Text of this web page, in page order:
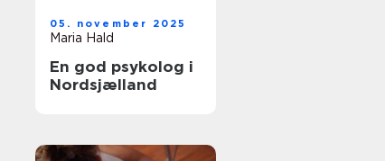
05. november 2025
Maria Hald
En god psykolog i
Nordsjælland